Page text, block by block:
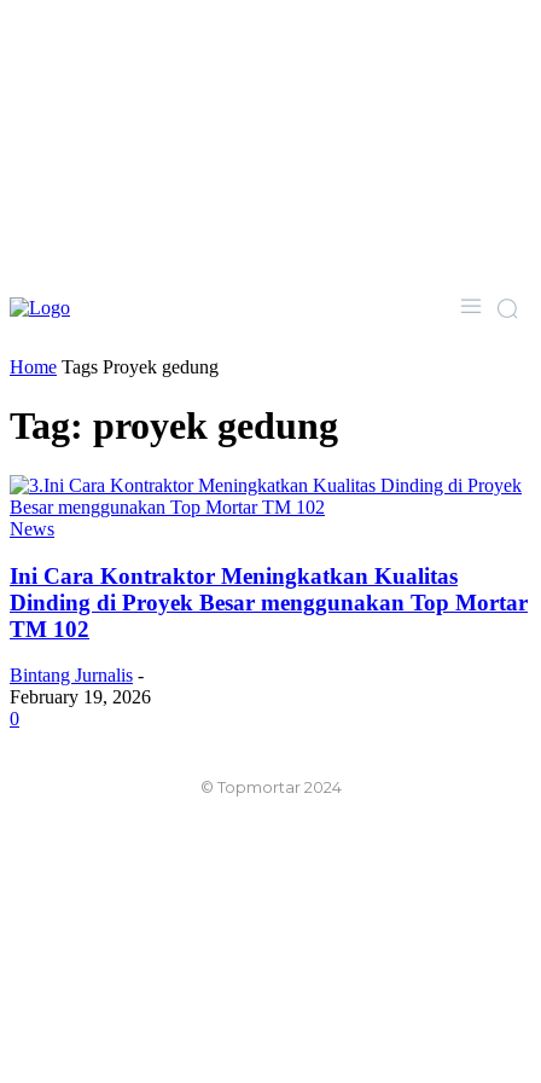
Home Tags Proyek gedung
Tag: proyek gedung
News
Ini Cara Kontraktor Meningkatkan Kualitas
Dinding di Proyek Besar menggunakan Top Mortar
TM 102
Bintang Jurnalis -
February 19, 2026
0
© Topmortar 2024